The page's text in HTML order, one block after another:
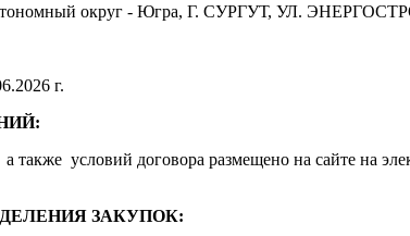
округ - Югра, Г. СУРГУТ, УЛ.
г.
условий договора размещено на сайте на
ЗАКУПОК: